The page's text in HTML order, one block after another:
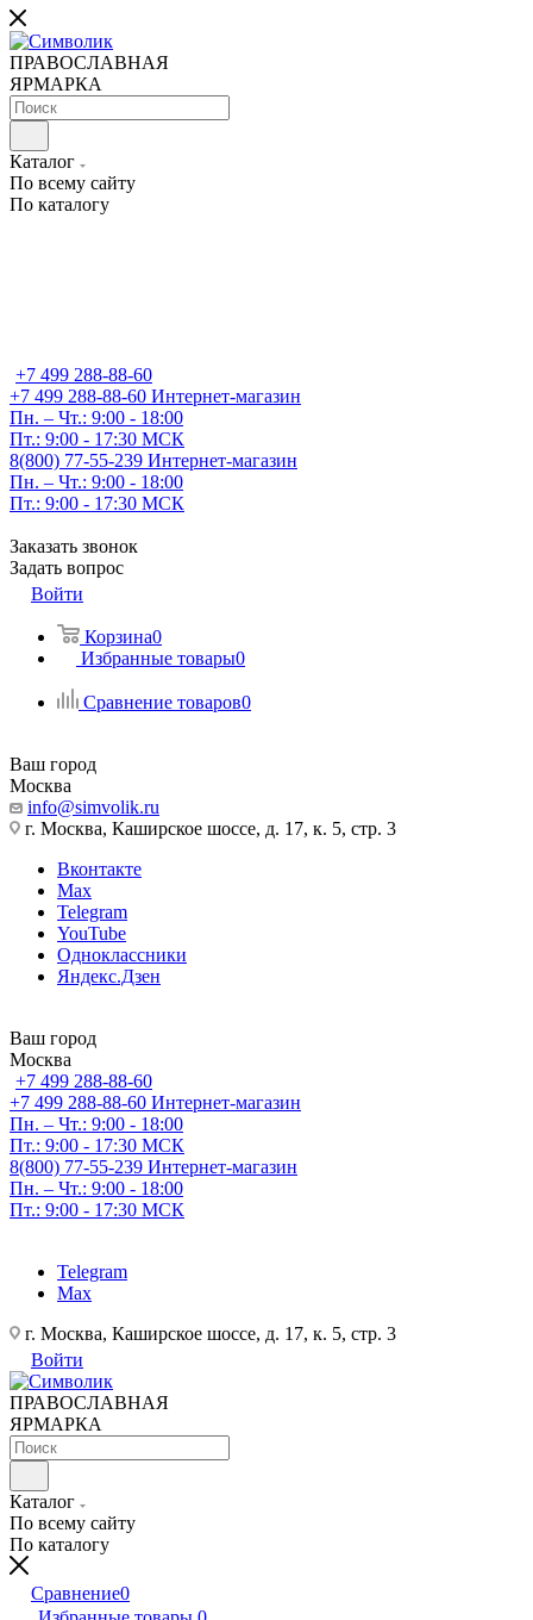
ПРАВОСЛАВНАЯ
ЯРМАРКА
Каталог
По всему сайту
По каталогу
+7 499 288-88-60
+7 499 288-88-60 Интернет-магазин
Пн. – Чт.: 9:00 - 18:00
Пт.: 9:00 - 17:30 МСК
8(800) 77-55-239 Интернет-магазин
Пн. – Чт.: 9:00 - 18:00
Пт.: 9:00 - 17:30 МСК
Заказать звонок
Задать вопрос
Войти
Корзина0
Избранные товары0
Сравнение товаров0
Ваш город
Москва
info@simvolik.ru
г. Москва, Каширское шоссе, д. 17, к. 5, стр. 3
Вконтакте
Max
Telegram
YouTube
Одноклассники
Яндекс.Дзен
Ваш город
Москва
+7 499 288-88-60
+7 499 288-88-60 Интернет-магазин
Пн. – Чт.: 9:00 - 18:00
Пт.: 9:00 - 17:30 МСК
8(800) 77-55-239 Интернет-магазин
Пн. – Чт.: 9:00 - 18:00
Пт.: 9:00 - 17:30 МСК
Telegram
Max
г. Москва, Каширское шоссе, д. 17, к. 5, стр. 3
Войти
ПРАВОСЛАВНАЯ
ЯРМАРКА
Каталог
По всему сайту
По каталогу
Сравнение0